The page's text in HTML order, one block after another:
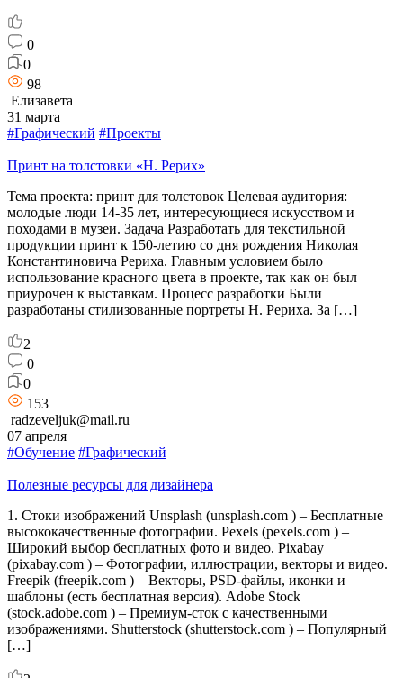
0
0
98
Елизавета
31 марта
#Графический #Проекты
Принт на толстовки «Н. Рерих»
Тема проекта: принт для толстовок Целевая аудитория:
молодые люди 14-35 лет, интересующиеся искусством и
походами в музеи. Задача Разработать для текстильной
продукции принт к 150-летию со дня рождения Николая
Константиновича Рериха. Главным условием было
использование красного цвета в проекте, так как он был
приурочен к выставкам. Процесс разработки Были
разработаны стилизованные портреты Н. Рериха. За […]
2
0
0
153
radzeveljuk@mail.ru
07 апреля
#Обучение #Графический
Полезные ресурсы для дизайнера
1. Стоки изображений Unsplash (unsplash.com ) – Бесплатные
высококачественные фотографии. Pexels (pexels.com ) –
Широкий выбор бесплатных фото и видео. Pixabay
(pixabay.com ) – Фотографии, иллюстрации, векторы и видео.
Freepik (freepik.com ) – Векторы, PSD-файлы, иконки и
шаблоны (есть бесплатная версия). Adobe Stock
(stock.adobe.com ) – Премиум-сток с качественными
изображениями. Shutterstock (shutterstock.com ) – Популярный
[…]